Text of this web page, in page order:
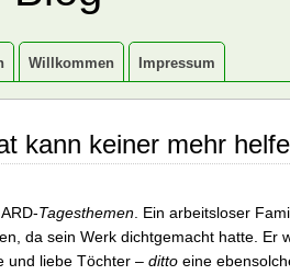
Willkommen Impressum
kann keiner mehr
Tagesthemen . Ein arbeitsloser
da sein Werk dichtgemacht hatte. Er
und liebe Töchter – ditto eine